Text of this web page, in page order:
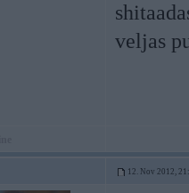
veljas
12. Nov 2012,